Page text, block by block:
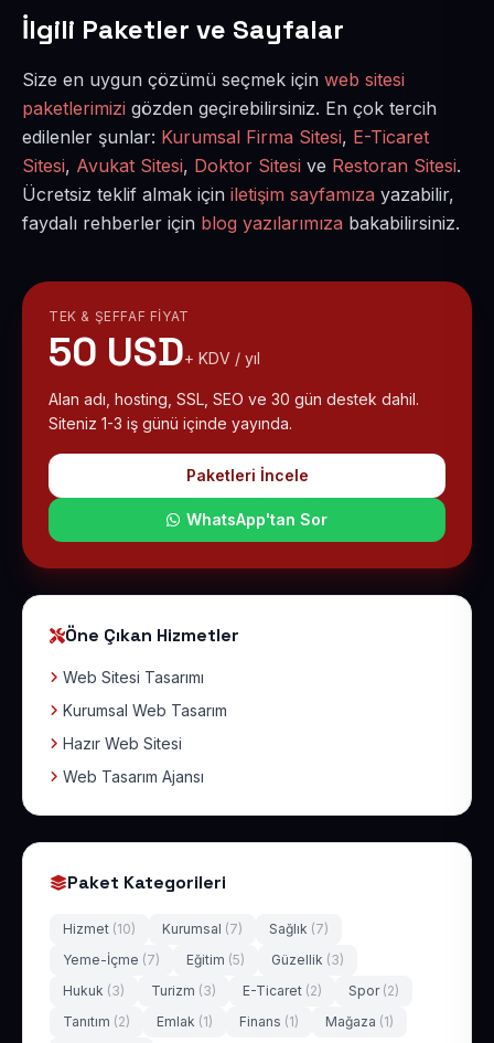
İlgili Paketler ve Sayfalar
Size en uygun çözümü seçmek için web sitesi
paketlerimizi gözden geçirebilirsiniz. En çok tercih
edilenler şunlar: Kurumsal Firma Sitesi, E-Ticaret
Sitesi, Avukat Sitesi, Doktor Sitesi ve Restoran Sitesi.
Ücretsiz teklif almak için iletişim sayfamıza yazabilir,
faydalı rehberler için blog yazılarımıza bakabilirsiniz.
TEK & ŞEFFAF FIYAT
50 USD+ KDV / yıl
Alan adı, hosting, SSL, SEO ve 30 gün destek dahil.
Siteniz 1-3 iş günü içinde yayında.
Paketleri İncele
WhatsApp'tan Sor
Öne Çıkan Hizmetler
Web Sitesi Tasarımı
Kurumsal Web Tasarım
Hazır Web Sitesi
Web Tasarım Ajansı
Paket Kategorileri
Hizmet (10) Kurumsal (7) Sağlık (7)
Yeme-İçme (7) Eğitim (5) Güzellik (3)
Hukuk (3) Turizm (3) E-Ticaret (2) Spor (2)
Tanıtım (2) Emlak (1) Finans (1) Mağaza (1)